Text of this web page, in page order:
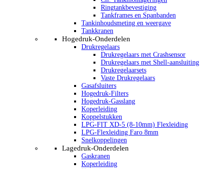
Ringtankbevestiging
Tankframes en Spanbanden
Tankinhoudsmeting en weergave
Tankkranen
Hogedruk-Onderdelen
Drukregelaars
Drukregelaars met Crashsensor
Drukregelaars met Shell-aansluiting
Drukregelaarsets
Vaste Drukregelaars
Gasafsluiters
Hogedruk-Filters
Hogedruk-Gasslang
Koperleiding
Koppelstukken
LPG-FIT XD-5 (8-10mm) Flexleiding
LPG-Flexleiding Faro 8mm
Snelkoppelingen
Lagedruk-Onderdelen
Gaskranen
Koperleiding